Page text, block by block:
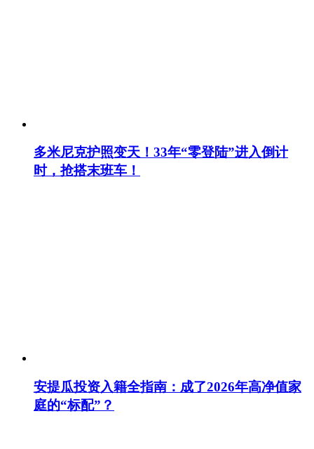
多米尼克护照变天！33年“零登陆”进入倒计
时，抢搭末班车！
安提瓜投资入籍全指南：成了2026年高净值家
庭的“标配”？